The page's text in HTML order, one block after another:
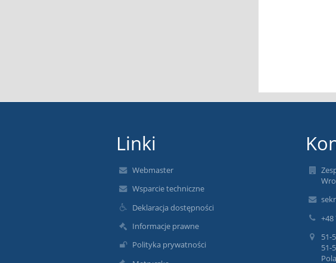
Linki
Webmaster
Wsparcie techniczne
Deklaracja dostępności
Informacje prawne
Polityka prywatności
+48
51-
51-